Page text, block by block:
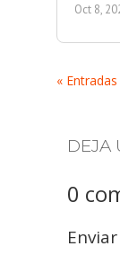
Oct 8,
«
DEJA
0